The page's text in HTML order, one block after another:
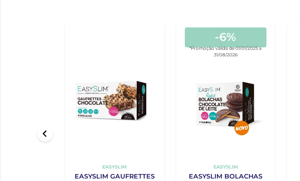
EASYSLIM
EASYSLIM GAUFRETTES
-6%
*Promoção válida de 01/01/2025 a
31/08/2026
EASYSLIM
EASYSLIM BOLACHAS